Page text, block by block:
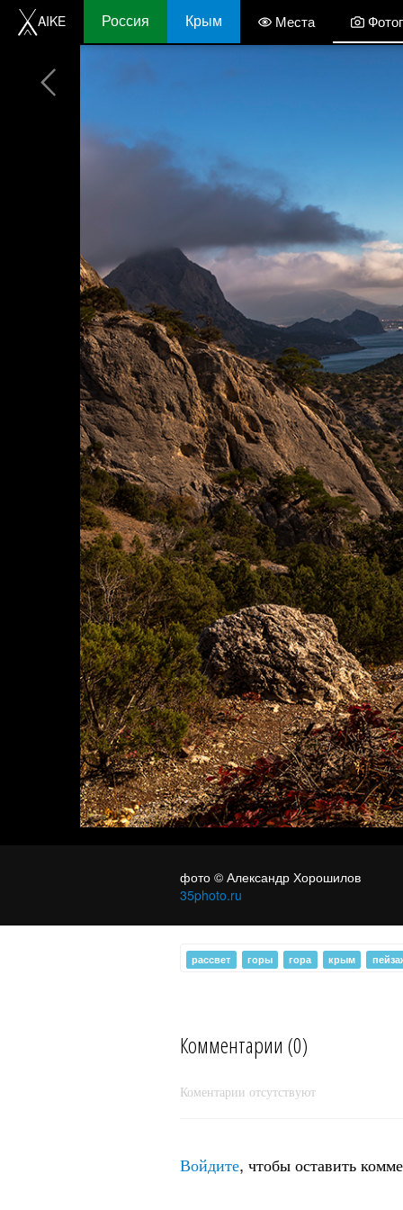
AIKE Россия Крым Места
фото © Александр Хорошилов
35photo.ru
рассвет горы гора крым
Комментарии (0)
Коментарии отсутствуют
Войдите, чтобы оставить